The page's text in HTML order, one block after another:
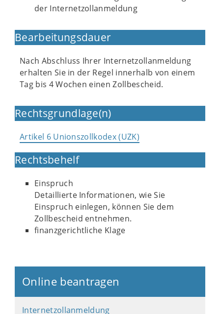
der Internetzollanmeldung
Bearbeitungsdauer
Nach Abschluss Ihrer Internetzollanmeldung
erhalten Sie in der Regel innerhalb von einem
Tag bis 4 Wochen einen Zollbescheid.
Rechtsgrundlage(n)
Artikel 6 Unionszollkodex (UZK)
Rechtsbehelf
Einspruch
Detaillierte Informationen, wie Sie
Einspruch einlegen, können Sie dem
Zollbescheid entnehmen.
finanzgerichtliche Klage
Online beantragen
Internetzollanmeldung